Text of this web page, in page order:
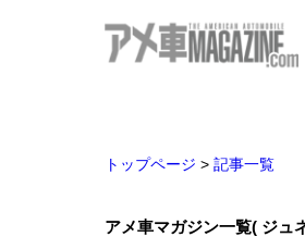
トップページ > 記事一覧
アメ車マガジン一覧( ジュ